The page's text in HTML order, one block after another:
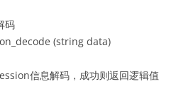
码
(string data)
信息解码，成功则返回逻辑值